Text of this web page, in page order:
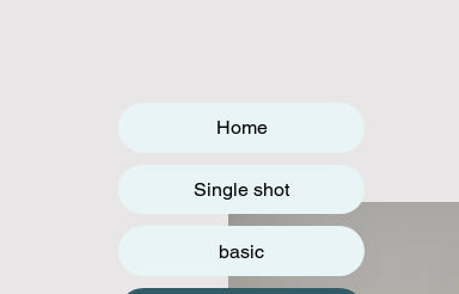
Home
Single shot
basic